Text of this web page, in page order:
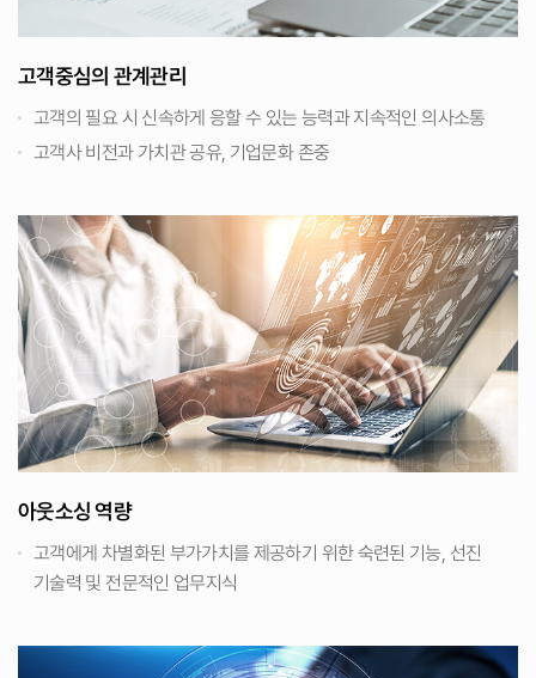
고객중심의 관계관리
고객의 필요 시 신속하게 응할 수 있는 능력과 지속적인 의사소통
고객사 비전과 가치관 공유, 기업문화 존중
아웃소싱 역량
고객에게 차별화된 부가가치를 제공하기 위한 숙련된 기능, 선진
기술력 및 전문적인 업무지식